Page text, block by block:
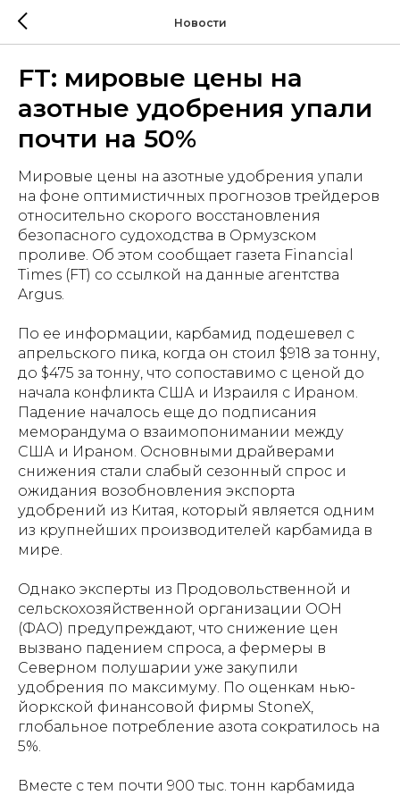
Новости
FT: мировые цены на
азотные удобрения упали
почти на 50%
Мировые цены на азотные удобрения упали
на фоне оптимистичных прогнозов трейдеров
относительно скорого восстановления
безопасного судоходства в Ормузском
проливе. Об этом сообщает газета Financial
Times (FT) со ссылкой на данные агентства
Argus.
По ее информации, карбамид подешевел с
апрельского пика, когда он стоил $918 за тонну,
до $475 за тонну, что сопоставимо с ценой до
начала конфликта США и Израиля с Ираном.
Падение началось еще до подписания
меморандума о взаимопонимании между
США и Ираном. Основными драйверами
снижения стали слабый сезонный спрос и
ожидания возобновления экспорта
удобрений из Китая, который является одним
из крупнейших производителей карбамида в
мире.
Однако эксперты из Продовольственной и
сельскохозяйственной организации ООН
(ФАО) предупреждают, что снижение цен
вызвано падением спроса, а фермеры в
Северном полушарии уже закупили
удобрения по максимуму. По оценкам нью-
йоркской финансовой фирмы StoneX,
глобальное потребление азота сократилось на
5%.
Вместе с тем почти 900 тыс. тонн карбамида